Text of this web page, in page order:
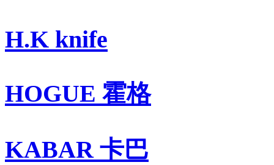
H.K knife
HOGUE 霍格
KABAR 卡巴